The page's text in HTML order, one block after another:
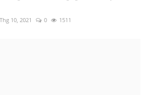
10, 2021 0 1511